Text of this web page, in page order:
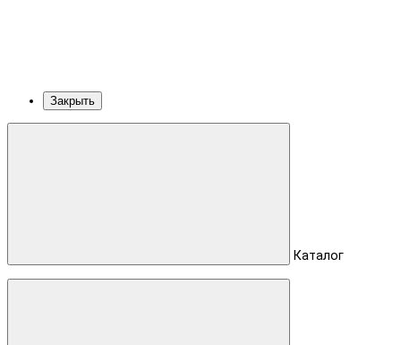
Закрыть
Каталог